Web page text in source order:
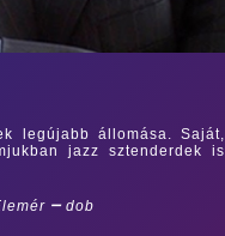
legújabb állomása. Saját,
jazz sztenderdek is
–dob